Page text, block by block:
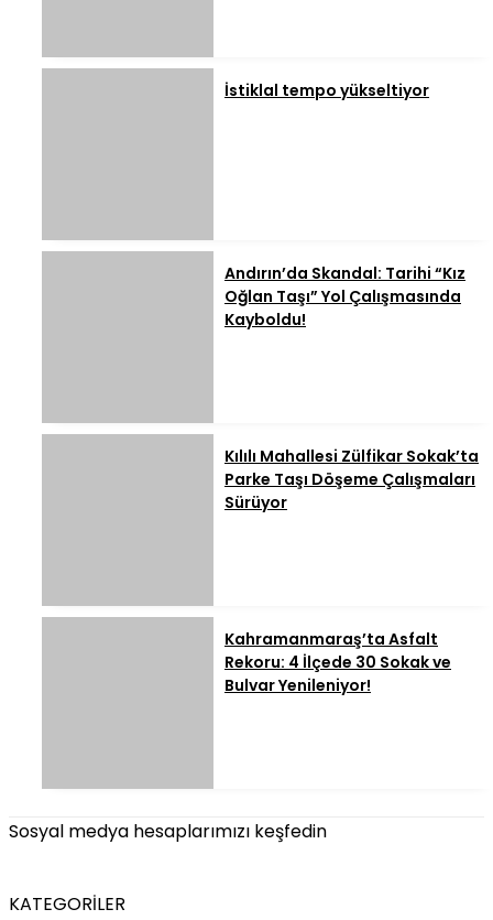
İstiklal tempo yükseltiyor
Andırın’da Skandal: Tarihi “Kız
Oğlan Taşı” Yol Çalışmasında
Kayboldu!
Kılılı Mahallesi Zülfikar Sokak’ta
Parke Taşı Döşeme Çalışmaları
Sürüyor
Kahramanmaraş’ta Asfalt
Rekoru: 4 İlçede 30 Sokak ve
Bulvar Yenileniyor!
Sosyal medya hesaplarımızı keşfedin
KATEGORİLER